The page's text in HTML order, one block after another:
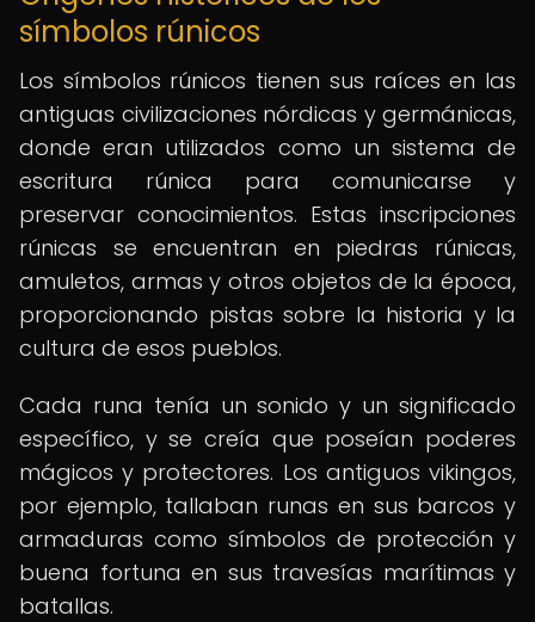
símbolos rúnicos
Los símbolos rúnicos tienen sus raíces en las
antiguas civilizaciones nórdicas y germánicas,
donde eran utilizados como un sistema de
escritura rúnica para comunicarse y
preservar conocimientos. Estas inscripciones
rúnicas se encuentran en piedras rúnicas,
amuletos, armas y otros objetos de la época,
proporcionando pistas sobre la historia y la
cultura de esos pueblos.
Cada runa tenía un sonido y un significado
específico, y se creía que poseían poderes
mágicos y protectores. Los antiguos vikingos,
por ejemplo, tallaban runas en sus barcos y
armaduras como símbolos de protección y
buena fortuna en sus travesías marítimas y
batallas.